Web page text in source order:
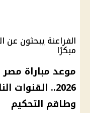
الفراعنة يبحثون عن
مبكرًا
موعد مباراة
2026..
وطاقم التحكيم